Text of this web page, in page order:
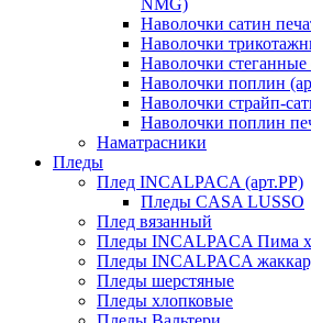
NMG)
Наволочки сатин
Наволочки
Наволочки стеганные
Наволочки поплин
Наволочки страйп-
Наволочки поплин
Наматрасники
Пледы
Плед INCALPACA (арт.PP)
Пледы CASA LUSSO
Плед вязанный
Пледы INCALPACA Пима
Пледы INCALPACA
Пледы шерстяные
Пледы хлопковые